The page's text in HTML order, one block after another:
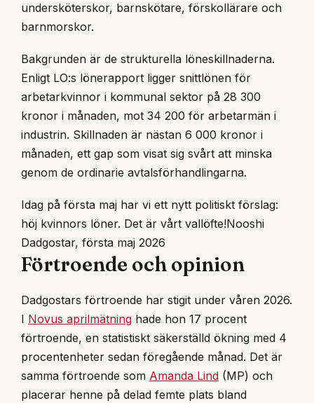
undersköterskor, barnskötare, förskollärare och
barnmorskor.
Bakgrunden är de strukturella löneskillnaderna.
Enligt LO:s lönerapport ligger snittlönen för
arbetarkvinnor i kommunal sektor på 28 300
kronor i månaden, mot 34 200 för arbetarmän i
industrin. Skillnaden är nästan 6 000 kronor i
månaden, ett gap som visat sig svårt att minska
genom de ordinarie avtalsförhandlingarna.
Idag på första maj har vi ett nytt politiskt förslag:
höj kvinnors löner. Det är vårt vallöfte!Nooshi
Dadgostar, första maj 2026
Förtroende och opinion
Dadgostars förtroende har stigit under våren 2026.
I Novus aprilmätning hade hon 17 procent
förtroende, en statistiskt säkerställd ökning med 4
procentenheter sedan föregående månad. Det är
samma förtroende som Amanda Lind (MP) och
placerar henne på delad femte plats bland